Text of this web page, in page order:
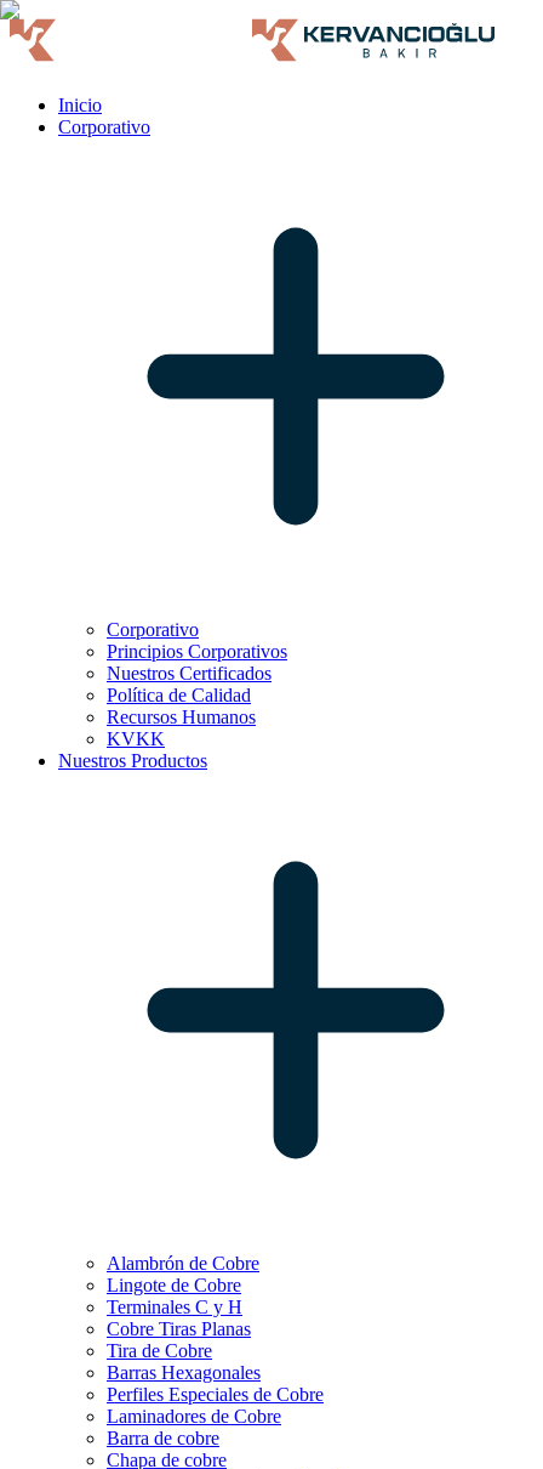
Inicio
Corporativo
Corporativo
Principios Corporativos
Nuestros Certificados
Política de Calidad
Recursos Humanos
KVKK
Nuestros Productos
Alambrón de Cobre
Lingote de Cobre
Terminales C y H
Cobre Tiras Planas
Tira de Cobre
Barras Hexagonales
Perfiles Especiales de Cobre
Laminadores de Cobre
Barra de cobre
Chapa de cobre